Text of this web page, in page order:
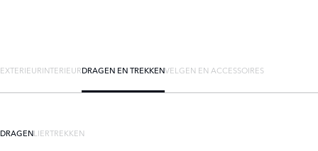
EXTERIEURINTERIEURDRAGEN EN TREKKENVELGEN EN ACCESSOIRES
DRAGENLIERTREKKEN